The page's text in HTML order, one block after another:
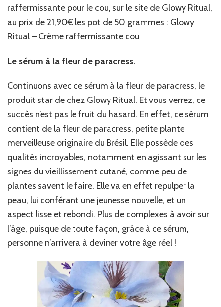
raffermissante pour le cou, sur le site de Glowy Ritual,
au prix de 21,90€ les pot de 50 grammes : Glowy
Ritual – Crème raffermissante cou
Le sérum à la fleur de paracress.
Continuons avec ce sérum à la fleur de paracress, le
produit star de chez Glowy Ritual. Et vous verrez, ce
succès n’est pas le fruit du hasard. En effet, ce sérum
contient de la fleur de paracress, petite plante
merveilleuse originaire du Brésil. Elle possède des
qualités incroyables, notamment en agissant sur les
signes du vieillissement cutané, comme peu de
plantes savent le faire. Elle va en effet repulper la
peau, lui conférant une jeunesse nouvelle, et un
aspect lisse et rebondi. Plus de complexes à avoir sur
l’âge, puisque de toute façon, grâce à ce sérum,
personne n’arrivera à deviner votre âge réel !